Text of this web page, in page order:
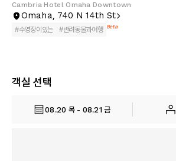
Cambria Hotel Omaha Downtown
Omaha, 740 N 14th St
#수영장이있는 #반려동물과여행 Beta
객실 선택
08.20 목 - 08.21 금